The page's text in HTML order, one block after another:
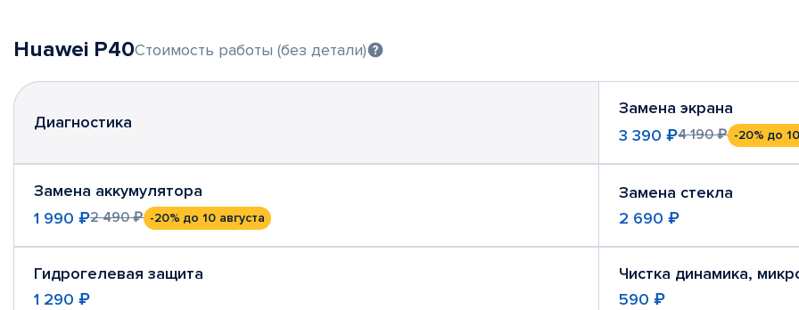
Huawei P40Стоимость работы (без детали)
Диагностика
Замена экрана
3 390 ₽4 190 ₽ -20% до
Замена аккумулятора
1 990 ₽2 490 ₽ -20% до 10 августа
Замена стекла
2 690 ₽
Гидрогелевая защита
1 290 ₽
Чистка динамика,
590 ₽